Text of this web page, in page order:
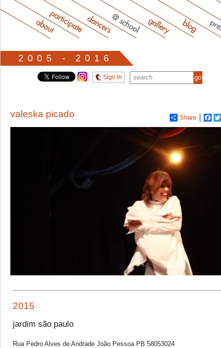
2005 - 2016
Sign In
Share
valeska picado
2015
jardim são paulo
Rua Pedro Alves de Andrade João Pessoa PB 58053024